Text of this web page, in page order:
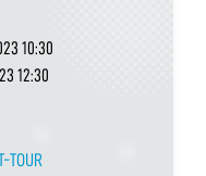
10:30
12:30
TOUR